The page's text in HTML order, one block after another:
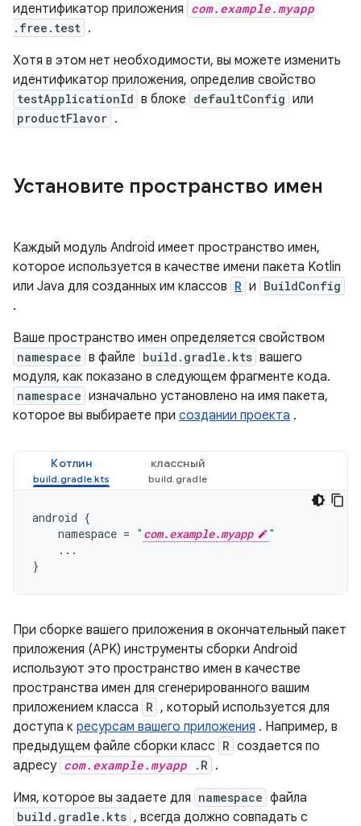
идентификатор приложения com.example.myapp
.free.test .
Хотя в этом нет необходимости, вы можете изменить
идентификатор приложения, определив свойство
testApplicationId в блоке defaultConfig или
productFlavor .
Установите пространство имен
Каждый модуль Android имеет пространство имен,
которое используется в качестве имени пакета Kotlin
или Java для созданных им классов R и BuildConfig
.
Ваше пространство имен определяется свойством
namespace в файле build.gradle.kts вашего
модуля, как показано в следующем фрагменте кода.
namespace изначально установлено на имя пакета,
которое вы выбираете при создании проекта .
Котлин классный
android {
namespace = " com.example.myapp
"
...
}
При сборке вашего приложения в окончательный пакет
приложения (APK) инструменты сборки Android
используют это пространство имен в качестве
пространства имен для сгенерированного вашим
приложением класса R , который используется для
доступа к ресурсам вашего приложения . Например, в
предыдущем файле сборки класс R создается по
адресу com.example.myapp .R .
Имя, которое вы задаете для namespace файла
build.gradle.kts , всегда должно совпадать с